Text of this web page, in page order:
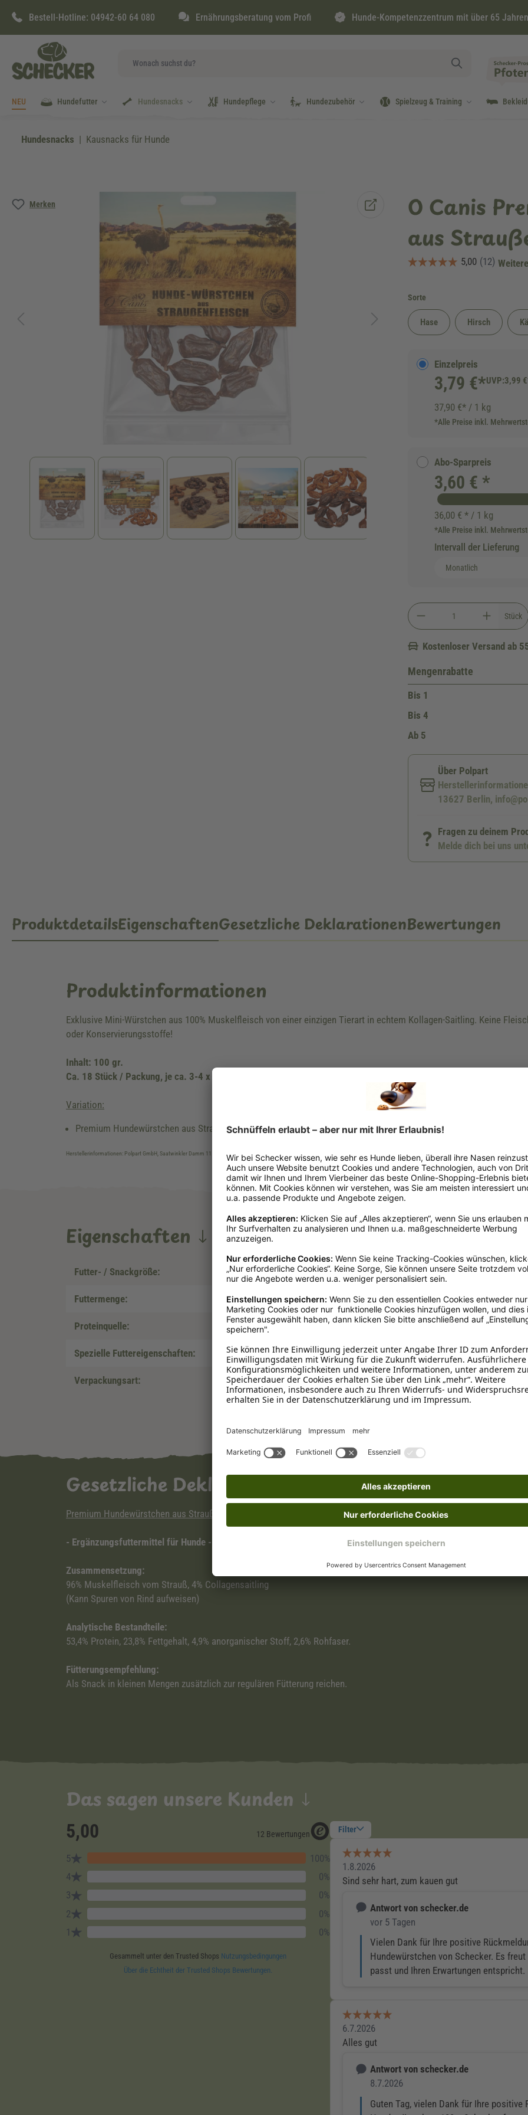
Zur Hauptnavigation springen
Bestell-Hotline: 04942-60 64 080 Ernährungsberatung vom Profi Hunde-Kompetenzzentrum mit über 65
NEU Hundefutter Hundesnacks Hundepflege Hundezubehör Spielzeug & Training
Hundesnacks Kausnacks für Hunde
Merken
Bildergalerie überspringen
O Canis
aus
Sorte
Hase Hirsch
Einzelpreis
3,79 €*UVP:3,99
37,90 €* / 1 kg
*Alle Preise inkl.
Abo-Sparpreis
3,60 € *
36,00 € * / 1 kg
*Alle Preise inkl.
Intervall der Lieferung
Stück
Kostenloser Versand ab
Mengenrabatte
Bis 1
Bis 4
Ab 5
Über Polpart
13627 Berlin,
Fragen zu deinem
Melde dich bei uns
ProduktdetailsEigenschaftenGesetzliche DeklarationenBewertungen
Produktinformationen
Exklusive Mini-Würstchen aus 100% Muskelfleisch von einer einzigen Tierart in echtem Kollagen-Saitling. Keine
oder Konservierungsstoffe!
Inhalt: 100 gr.
Ca. 18 Stück / Packung, je ca. 3-4 x 1,5-2 cm, im wiederverschließbaren Beutel
Variation:
Premium Hundewürstchen aus Straußenfleisch
Herstellerinformationen: Polpart GmbH, Saatwinkler Damm 11 - 12, D-13627 Berlin, info@polpart.de, www.polpart.de
Eigenschaften
Futter- / Snackgröße: 0 - 5 cm
Futtermenge: 100g
Proteinquelle: Strauß
Spezielle Futtereigenschaften: Getreidefrei
Verpackungsart: Kunststoff,
Gesetzliche Deklaration
Premium Hundewürstchen aus Straußenfleisch
- Ergänzungsfuttermittel für Hunde -
Zusammensetzung:
96% Muskelfleisch vom Strauß, 4% Collagensaitling
(Kann Spuren von Rind aufweisen)
Analytische Bestandteile:
53,4% Protein, 23,8% Fettgehalt, 4,9% anorganischer Stoff, 2,6% Rohfaser.
Fütterungsempfehlung:
Als Snack in kleinen Mengen zusätzlich zur regulären Fütterung reichen.
Das sagen unsere Kunden